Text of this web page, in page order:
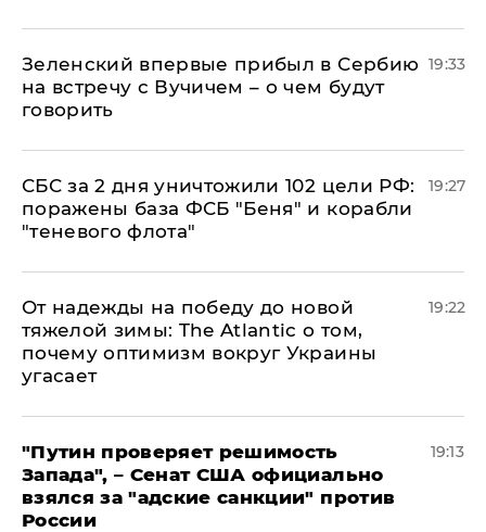
Зеленский впервые прибыл в Сербию
на встречу с Вучичем – о чем будут
говорить
19:33
СБС за 2 дня уничтожили 102 цели РФ:
поражены база ФСБ "Беня" и корабли
"теневого флота"
19:27
От надежды на победу до новой
тяжелой зимы: The Atlantic о том,
почему оптимизм вокруг Украины
угасает
19:22
"Путин проверяет решимость
Запада", – Сенат США официально
взялся за "адские санкции" против
России
19:13